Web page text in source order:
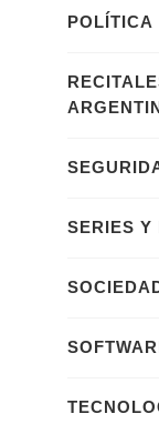
POLÍTICA
SERIES Y